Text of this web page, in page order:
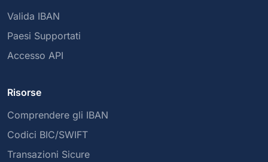
Valida IBAN
Paesi Supportati
Accesso API
Risorse
Comprendere gli IBAN
Codici BIC/SWIFT
Transazioni Sicure